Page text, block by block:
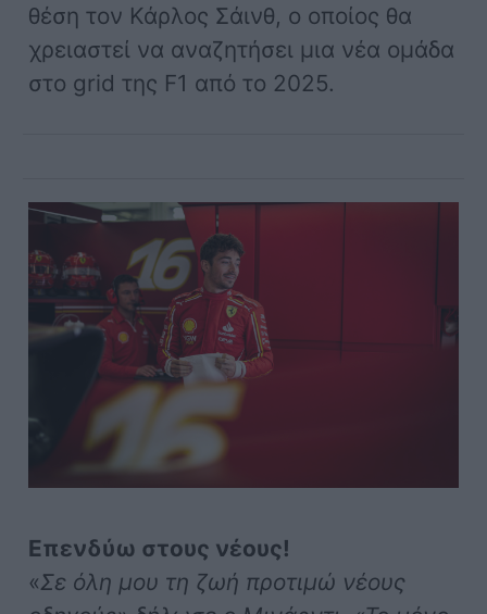
θέση τον Κάρλος Σάινθ, ο οποίος θα
χρειαστεί να αναζητήσει μια νέα ομάδα
στο grid της F1 από το 2025.
Επενδύω στους νέους!
«Σε όλη μου τη ζωή προτιμώ νέους